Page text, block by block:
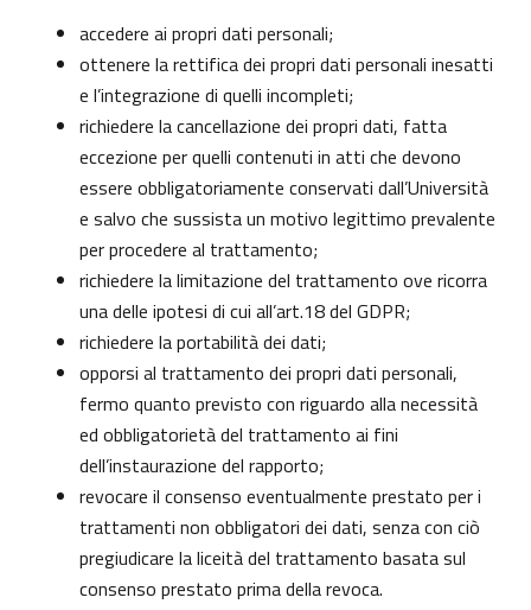
accedere ai propri dati personali;
ottenere la rettifica dei propri dati personali inesatti
e l’integrazione di quelli incompleti;
richiedere la cancellazione dei propri dati, fatta
eccezione per quelli contenuti in atti che devono
essere obbligatoriamente conservati dall’Università
e salvo che sussista un motivo legittimo prevalente
per procedere al trattamento;
richiedere la limitazione del trattamento ove ricorra
una delle ipotesi di cui all’art.18 del GDPR;
richiedere la portabilità dei dati;
opporsi al trattamento dei propri dati personali,
fermo quanto previsto con riguardo alla necessità
ed obbligatorietà del trattamento ai fini
dell’instaurazione del rapporto;
revocare il consenso eventualmente prestato per i
trattamenti non obbligatori dei dati, senza con ciò
pregiudicare la liceità del trattamento basata sul
consenso prestato prima della revoca.